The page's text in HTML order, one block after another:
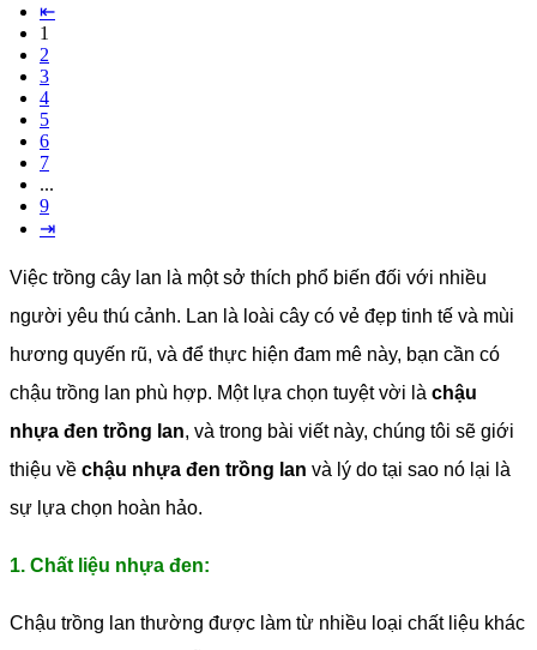
⇤
1
2
3
4
5
6
7
...
9
⇥
Việc trồng cây lan là một sở thích phổ biến đối với nhiều
người yêu thú cảnh. Lan là loài cây có vẻ đẹp tinh tế và mùi
hương quyến rũ, và để thực hiện đam mê này, bạn cần có
chậu trồng lan phù hợp. Một lựa chọn tuyệt vời là chậu
nhựa đen trồng lan, và trong bài viết này, chúng tôi sẽ giới
thiệu về chậu nhựa đen trồng lan và lý do tại sao nó lại là
sự lựa chọn hoàn hảo.
1. Chất liệu nhựa đen:
Chậu trồng lan thường được làm từ nhiều loại chất liệu khác